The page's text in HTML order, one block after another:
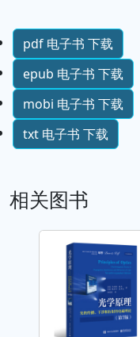
pdf 电子书 下载
epub 电子书 下载
mobi 电子书 下载
txt 电子书 下载
相关图书